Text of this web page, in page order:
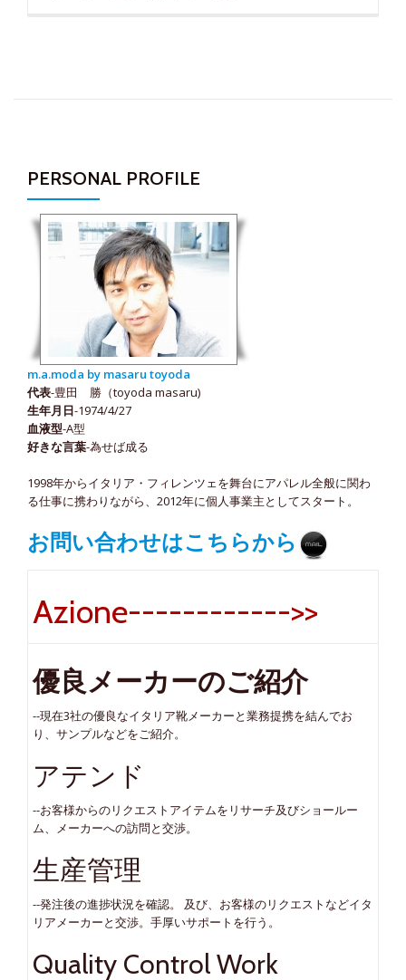
PERSONAL PROFILE
m.a.moda by masaru toyoda
代表-豊田 勝（toyoda masaru)
生年月日-1974/4/27
血液型-A型
好きな言葉-為せば成る
1998年からイタリア・フィレンツェを舞台にアパレル全般に関わ
る仕事に携わりながら、2012年に個人事業主としてスタート。
お問い合わせはこちらから
Azione------------>>
優良メーカーのご紹介
--現在3社の優良なイタリア靴メーカーと業務提携を結んでお
り、サンプルなどをご紹介。
アテンド
--お客様からのリクエストアイテムをリサーチ及びショールー
ム、メーカーへの訪問と交渉。
生産管理
--発注後の進捗状況を確認。 及び、お客様のリクエストなどイタ
リアメーカーと交渉。手厚いサポートを行う。
Quality Control Work